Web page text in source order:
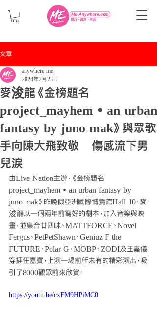
文章
麥浚龍《金榜題名
project_mayhem • an urban
fantasy by juno mak》與眾歌
手向陳大飛致敬 傷感流下男
兒淚
anywhere me
2024年2月23日
由Live Nation主辦，《金榜題名
project_mayhem • an urban fantasy by
juno mak》昨晚假亞洲國際博覽館Hall 10，麥
浚龍以一個兩年前寫好的劇本，加入音樂與映
畫，並集合廿四味、MATTFORCE、Novel
Fergus、PetPetShawn、Geniuz F the
FUTURE、Polar G、MOBP、ZODI及王嘉儀
穿插任嘉賓，上演一場前所未有的精彩演出，吸
引了8000觀眾前來欣賞。
https://youtu.be/cxFM9HPiMC0